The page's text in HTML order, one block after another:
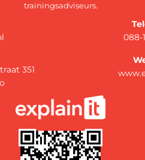
trainingsadviseurs.
088-
351